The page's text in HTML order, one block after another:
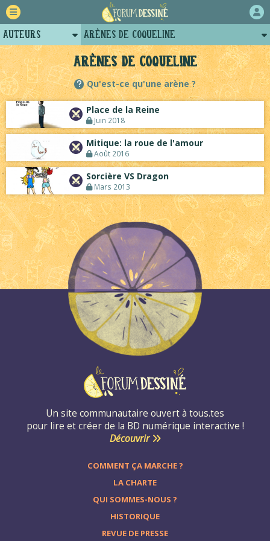
Arènes de Coqueline
Qu'est-ce qu'une arène ?
Place de la Reine
Juin 2018
Mitique: la roue de l'amour
Août 2016
Sorcière VS Dragon
Mars 2013
Un site communautaire ouvert à tous.tes
pour lire et créer de la BD numérique interactive !
Découvrir
COMMENT ÇA MARCHE ?
LA CHARTE
QUI SOMMES-NOUS ?
HISTORIQUE
REVUE DE PRESSE
Auteurs
Retour
Forum
Projets
Tutoriels
Arènes de Coqueline
Profil de coqueline
Posts de coqueline
Projets collectifs de coqueline